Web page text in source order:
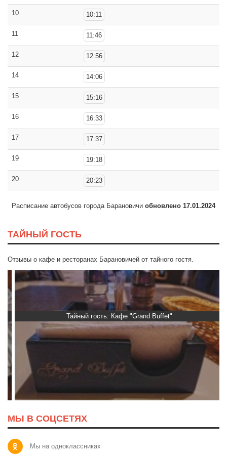
10 10:11
11 11:46
12 12:56
14 14:06
15 15:16
16 16:33
17 17:37
19 19:18
20 20:23
Расписание автобусов города Барановичи обновлено 17.01.2024
ТАЙНЫЙ ГОСТЬ
Отзывы о кафе и ресторанах Барановичей от тайного гостя.
Тайный гость: Кафе "Grand Buffet"
МЫ В СОЦСЕТЯХ
Мы на одноклассниках